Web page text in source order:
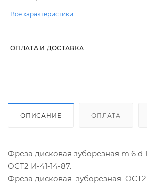
Все характеристики
ОПЛАТА И ДОСТАВКА
ОПИСАНИЕ ОПЛАТА
Фреза дисковая зуборезная m 6 d
ОСТ2 И-41-14-87.
Фреза дисковая зуборезная ОСТ2